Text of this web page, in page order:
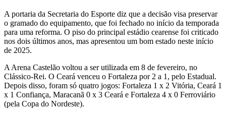
A portaria da Secretaria do Esporte diz que a decisão visa preservar
o gramado do equipamento, que foi fechado no início da temporada
para uma reforma. O piso do principal estádio cearense foi criticado
nos dois últimos anos, mas apresentou um bom estado neste início
de 2025.
A Arena Castelão voltou a ser utilizada em 8 de fevereiro, no
Clássico-Rei. O Ceará venceu o Fortaleza por 2 a 1, pelo Estadual.
Depois disso, foram só quatro jogos: Fortaleza 1 x 2 Vitória, Ceará 1
x 1 Confiança, Maracanã 0 x 3 Ceará e Fortaleza 4 x 0 Ferroviário
(pela Copa do Nordeste).